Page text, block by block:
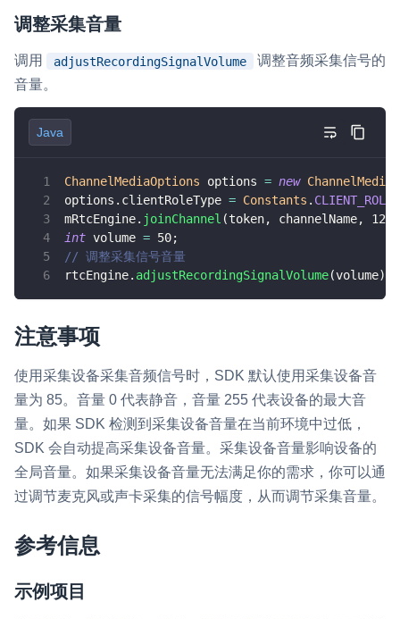
调整采集音量
调用 adjustRecordingSignalVolume
调整音频采集信号的
音量。
Java
ChannelMediaOptions options = new
options . clientRoleType = Constants .
mRtcEngine. joinChannel (token, channelName,
1234
int volume = 50;
// 调整采集信号音量
rtcEngine. adjustRecordingSignalVolume(volume)
注意事项
使用采集设备采集音频信号时，SDK 默认使用采集设备音
量为 85。音量 0 代表静音，音量 255 代表设备的最大音
量。如果 SDK 检测到采集设备音量在当前环境中过低，
SDK 会自动提高采集设备音量。采集设备音量影响设备的
全局音量。如果采集设备音量无法满足你的需求，你可以通
过调节麦克风或声卡采集的信号幅度，从而调节采集音量。
参考信息
示例项目